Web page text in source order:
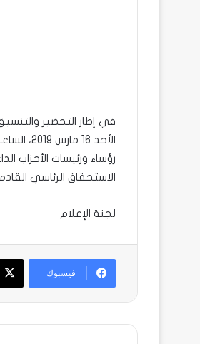
في إطار التحضير
رؤساء ورئيسات الأحزاب
الاستحقاق الرئاسي
لجنة الإعلام
فيسبوك